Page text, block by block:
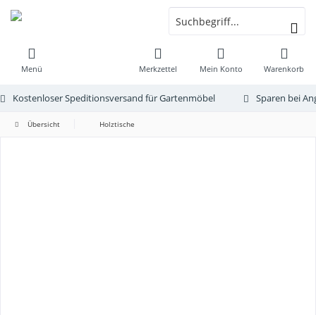
Menü Warenkorb
Merkzettel Mein Konto
Kostenloser Speditionsversand für Gartenmöbel Sparen bei
Übersicht Holztische